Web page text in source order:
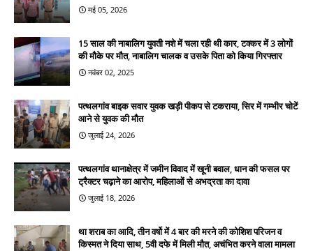
मई 05, 2026
15 साल की नाबालिग युवती नशे में चला रही थी कार, टक्कर में 3 लोगों
की मौके पर मौत, नाबालिग चालक व उसके पिता को किया गिरफ्तार
नवंबर 02, 2025
पत्थलगांव बाइक सवार युवक खड़ी पीकप से टकराया, सिर में गम्भीर चोटें
आने से युवक की मौत
जुलाई 24, 2026
पत्थलगांव थानाक्षेत्र में जमीन विवाद में खूनी बवाल, धान की फसल पर
ट्रैक्टर चढ़ाने का आरोप, महिलाओं से अभद्रता का दावा
जुलाई 18, 2026
था शराब का आदि, तीन वर्षो में 4 बार की मरने की कोशिश परिजन व
किस्मत ने दिया साथ, 5वी दफे में मिली मौत, अचंभित करने वाला मामला